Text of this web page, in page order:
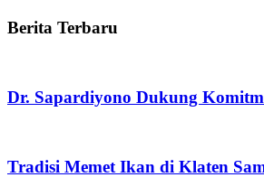
Berita Terbaru
Dr. Sapardiyono Dukung
Tradisi Memet Ikan di Klaten